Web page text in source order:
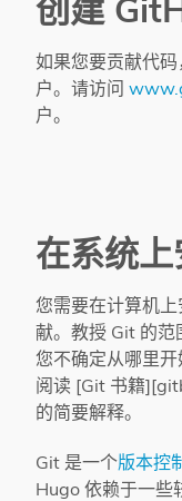
创建
如果您要贡献代
户。请访问
户。
在系统
您需要在计算机
献。教授 Git 的范
您不确定从哪里
阅读 [Git 书籍
的简要解释。
Git 是一个版本控
Hugo 依赖于一些